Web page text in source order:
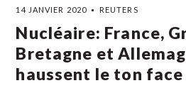
14 JANVIER 2020 REUTERS
Nucléaire: France,
Bretagne et
haussent le ton face